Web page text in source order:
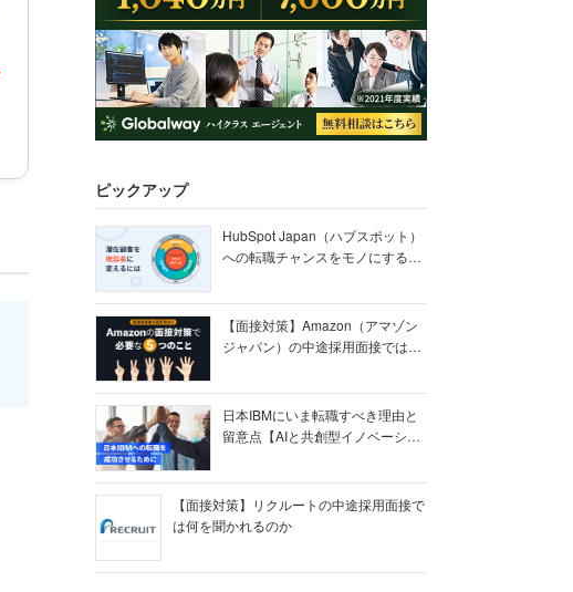
ピックアップ
HubSpot Japan（ハブスポット）
への転職チャンスをモノにする
【面接対策】Amazon（アマゾン
ジャパン）の中途採用面接では何
日本IBMにいま転職すべき理由と
留意点【AIと共創型イノベーショ
【面接対策】リクルートの中途採用面接で
は何を聞かれるのか